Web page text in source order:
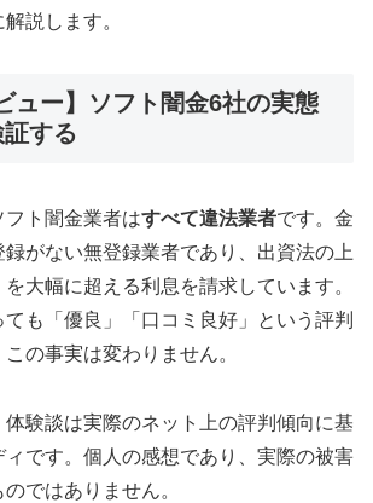
説します。
ュー】ソフト闇金6社の実態
する
フト闇金業者はすべて違法業者です。金
がない無登録業者であり、出資法の上
大幅に超える利息を請求しています。
も「優良」「口コミ良好」という評判
の事実は変わりません。
験談は実際のネット上の評判傾向に基
です。個人の感想であり、実際の被害
ではありません。